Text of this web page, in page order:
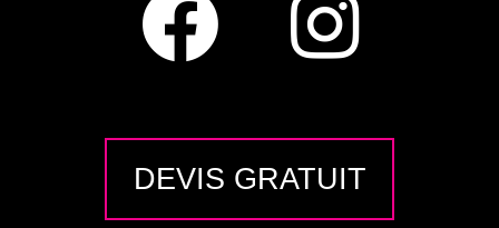
DEVIS GRATUIT